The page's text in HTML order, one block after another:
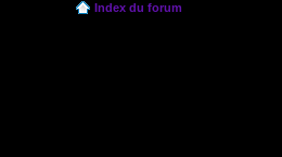
Index du forum